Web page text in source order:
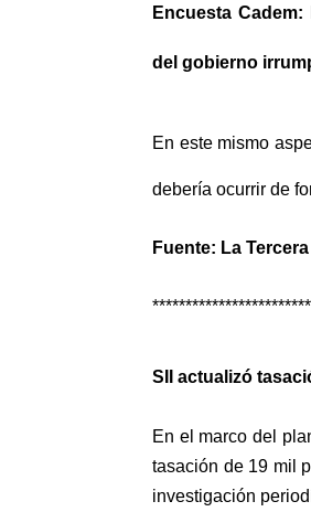
Encuesta
del gobierno
En este mismo
debería ocurrir de
Fuente: La Tercera
SII actualizó
En el marco del
tasación de 19 mil
investigación